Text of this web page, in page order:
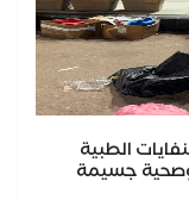
كجم من النفايات الطبية
وصحية جسيمة